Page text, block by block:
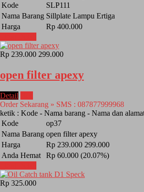
Kode
SLP111
Nama Barang Sillplate Lampu Ertiga
Harga
Rp 400.000
Rp 239.000 299.000
open filter apexy
Detail
Order Sekarang » SMS : 087877999968
ketik : Kode - Nama barang - Nama dan
Kode
op37
Nama Barang open filter apexy
Harga
Rp 239.000 299.000
Anda Hemat
Rp 60.000 (20.07%)
Rp 325.000